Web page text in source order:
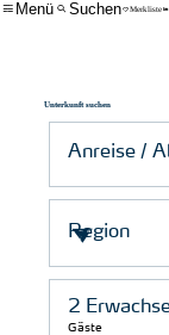
Menü Suchen Merkliste
Unterkunft suchen
Gäste